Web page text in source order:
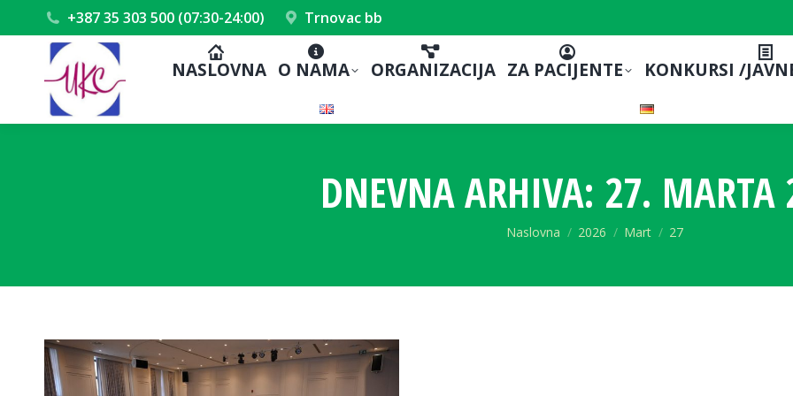
+387 35 303 500 (07:30-24:00) Trnovac bb
NASLOVNA O NAMA ORGANIZACIJA ZA PACIJENTE KONKURSI /
DNEVNA ARHIVA: 27. MARTA
You are here:
Naslovna 2026 Mart 27